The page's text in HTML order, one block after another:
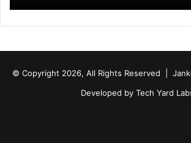
© Copyright 2026, All Rights Reserved |
Developed by Tech Yard